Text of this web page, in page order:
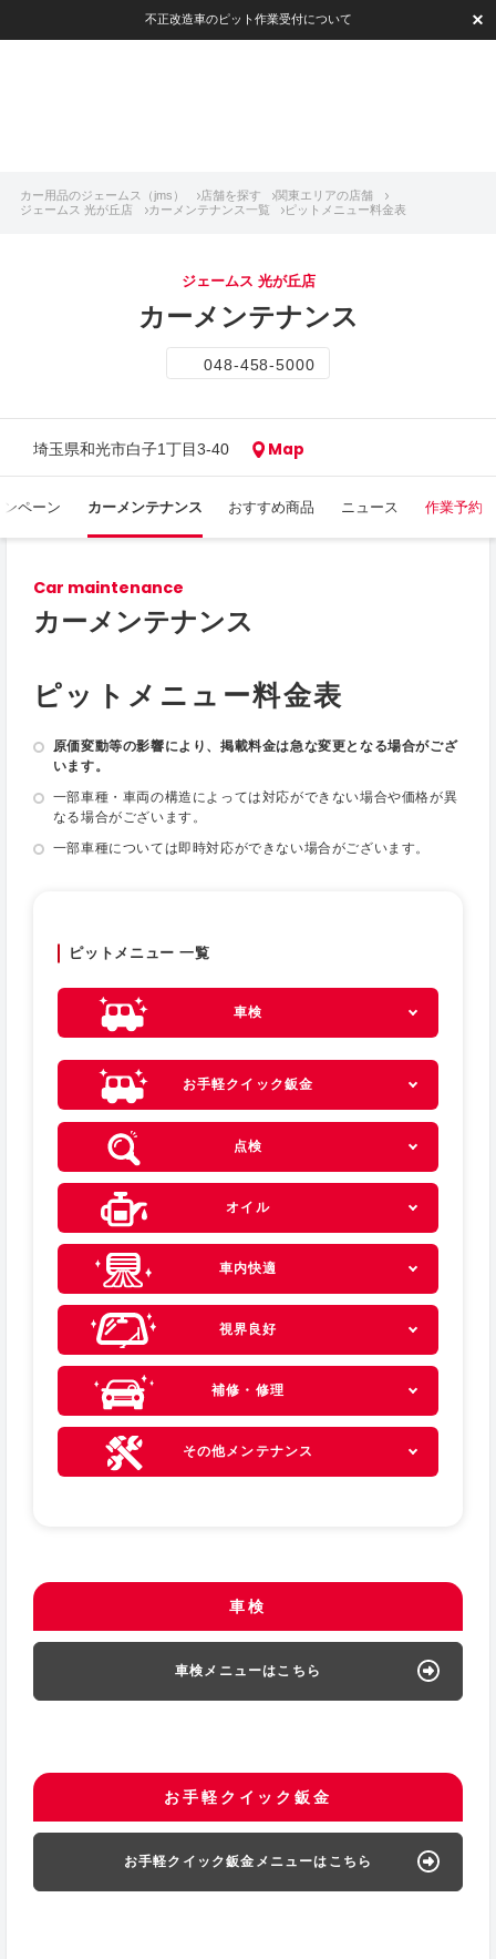
不正改造車のピット作業受付について
カー用品のジェームス（jms） 店舗を探す
関東エリアの店舗
ジェームス 光が丘店
カーメンテナンス一覧 ピットメニュー料金表
ジェームス 光が丘店
カーメンテナンス
048-458-5000
埼玉県和光市白子1丁目3-40 Map
ペーン カーメンテナンス おすすめ商品 ニュース 作業予約
Car maintenance
カーメンテナンス
ピットメニュー料金表
原価変動等の影響により、掲載料金は急な変更となる場合がござ
います。
一部車種・車両の構造によっては対応ができない場合や価格が異
なる場合がございます。
一部車種については即時対応ができない場合がございます。
ピットメニュー 一覧
車検
お手軽クイック鈑金
点検
オイル
車内快適
視界良好
補修・修理
その他メンテナンス
車検
車検メニューはこちら
お手軽クイック鈑金
お手軽クイック鈑金メニューはこちら